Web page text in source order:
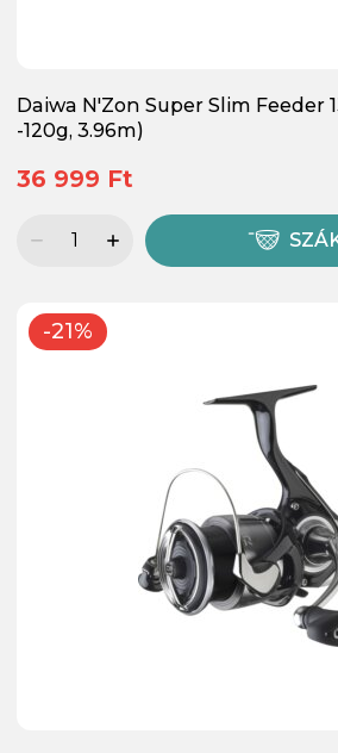
Daiwa N'Zon Super Slim Feeder
-120g, 3.96m)
36 999 Ft
-21%